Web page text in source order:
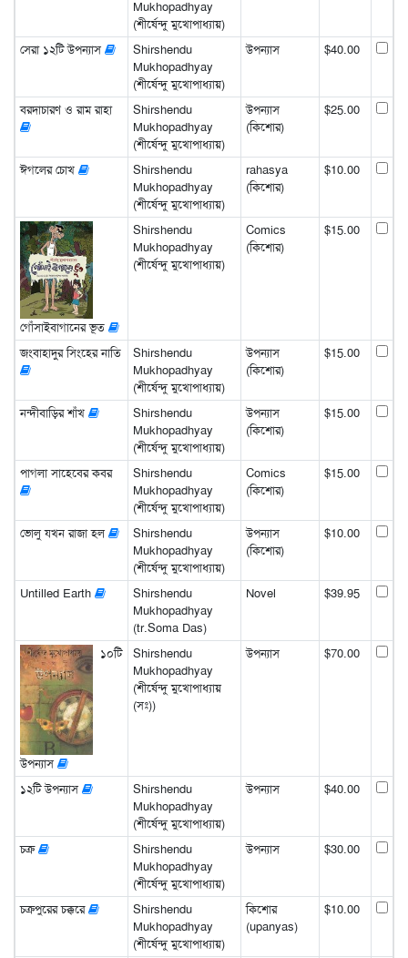
Mukhopadhyay
(শীর্ষেন্দু মুখোপাধ্যায়)
সেরা ১২টি উপন্যাস
Shirshendu
Mukhopadhyay
(শীর্ষেন্দু মুখোপাধ্যায়)
উপন্যাস $40.00
বরদাচারণ ও রাম রাহা
Shirshendu
Mukhopadhyay
(শীর্ষেন্দু মুখোপাধ্যায়)
উপন্যাস
(কিশোর)
$25.00
ঈগলের চোখ
Shirshendu
Mukhopadhyay
(শীর্ষেন্দু মুখোপাধ্যায়)
rahasya
(কিশোর)
$10.00
গোঁসাইবাগানের ভূত
Shirshendu
Mukhopadhyay
(শীর্ষেন্দু মুখোপাধ্যায়)
Comics
(কিশোর)
$15.00
জংবাহাদুর সিংহের নাতি
Shirshendu
Mukhopadhyay
(শীর্ষেন্দু মুখোপাধ্যায়)
উপন্যাস
(কিশোর)
$15.00
নন্দীবাড়ির শাঁখ
Shirshendu
Mukhopadhyay
(শীর্ষেন্দু মুখোপাধ্যায়)
উপন্যাস
(কিশোর)
$15.00
পাগলা সাহেবের কবর
Shirshendu
Mukhopadhyay
(শীর্ষেন্দু মুখোপাধ্যায়)
Comics
(কিশোর)
$15.00
ভোলু যখন রাজা হল
Shirshendu
Mukhopadhyay
(শীর্ষেন্দু মুখোপাধ্যায়)
উপন্যাস
(কিশোর)
$10.00
Untilled Earth
Shirshendu
Mukhopadhyay
(tr.Soma Das)
Novel $39.95
১০টি
উপন্যাস
Shirshendu
Mukhopadhyay
(শীর্ষেন্দু মুখোপাধ্যায়
(সঃ))
উপন্যাস $70.00
১২টি উপন্যাস
Shirshendu
Mukhopadhyay
(শীর্ষেন্দু মুখোপাধ্যায়)
উপন্যাস $40.00
চক্র
Shirshendu
Mukhopadhyay
(শীর্ষেন্দু মুখোপাধ্যায়)
উপন্যাস $30.00
চক্রপুরের চক্করে
Shirshendu
Mukhopadhyay
(শীর্ষেন্দু মুখোপাধ্যায়)
কিশোর
(upanyas)
$10.00